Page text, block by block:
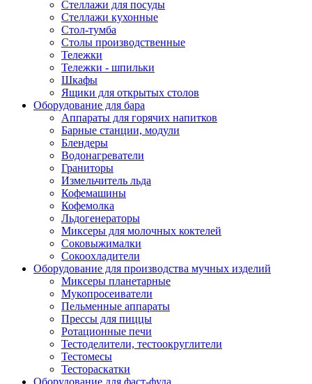
Стеллажи для посуды
Стеллажи кухонные
Стол-тумба
Столы производственные
Тележки
Тележки - шпильки
Шкафы
Ящики для открытых столов
Оборудование для бара
Аппараты для горячих напитков
Барные станции, модули
Блендеры
Водонагреватели
Граниторы
Измельчитель льда
Кофемашины
Кофемолка
Льдогенераторы
Миксеры для молочных коктелей
Соковыжималки
Сокоохладители
Оборудование для производства мучных изделий
Миксеры планетарные
Мукопросеиватели
Пельменные аппараты
Прессы для пиццы
Ротационные печи
Тестоделители, тестоокруглители
Тестомесы
Тестораскатки
Оборудование для фаст-фуда